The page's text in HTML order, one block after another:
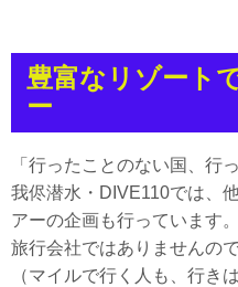
豊富なリゾート
ー
「行ったことのない国、行
我侭潜水・DIVE110では、
アーの企画も行っています。
旅行会社ではありませんの
（マイルで行く人も、行き